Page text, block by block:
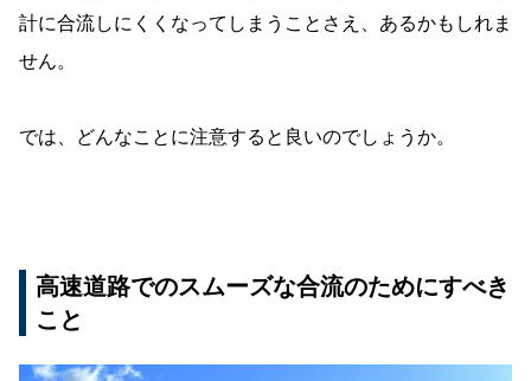
計に合流しにくくなってしまうことさえ、あるかもしれま
せん。
では、どんなことに注意すると良いのでしょうか。
高速道路でのスムーズな合流のためにすべき
こと